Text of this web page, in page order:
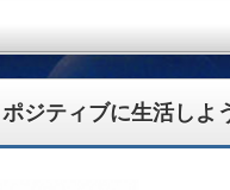
ポジティブに生活しよ